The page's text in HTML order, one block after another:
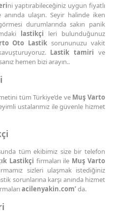
ni yaptırabileceğiniz uygun fiyatlı
anında ulaşın. Seyir halinde iken
durumlarında sakın panik
lastikçi leri bulunduğunuz
Oto Lastik sorununuzu vakit
Lastik tamiri ve
hemen bizi arayın..
tüm Türkiye’de ve Muş Varto
ustalarımız ile güvenle hizmet
tüm ekibimiz size bir telefon
Lastikçi firmaları ile Muş Varto
sizleri ulaşmak istediğiniz
sorunlarına karşı anında hizmet
acilenyakin.com’da.